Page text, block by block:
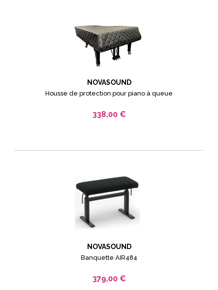
NOVASOUND
Housse de protection pour piano à queue
338,00 €
NOVASOUND
Banquette AIR484
379,00 €